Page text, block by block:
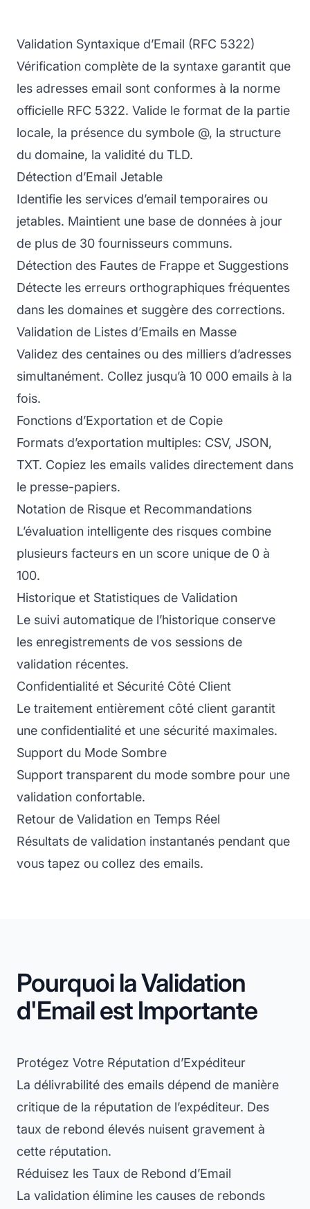
Validation Syntaxique d’Email (RFC 5322)
Vérification complète de la syntaxe garantit que
les adresses email sont conformes à la norme
officielle RFC 5322. Valide le format de la partie
locale, la présence du symbole @, la structure
du domaine, la validité du TLD.
Détection d’Email Jetable
Identifie les services d’email temporaires ou
jetables. Maintient une base de données à jour
de plus de 30 fournisseurs communs.
Détection des Fautes de Frappe et Suggestions
Détecte les erreurs orthographiques fréquentes
dans les domaines et suggère des corrections.
Validation de Listes d’Emails en Masse
Validez des centaines ou des milliers d’adresses
simultanément. Collez jusqu’à 10 000 emails à la
fois.
Fonctions d’Exportation et de Copie
Formats d’exportation multiples: CSV, JSON,
TXT. Copiez les emails valides directement dans
le presse-papiers.
Notation de Risque et Recommandations
L’évaluation intelligente des risques combine
plusieurs facteurs en un score unique de 0 à
100.
Historique et Statistiques de Validation
Le suivi automatique de l’historique conserve
les enregistrements de vos sessions de
validation récentes.
Confidentialité et Sécurité Côté Client
Le traitement entièrement côté client garantit
une confidentialité et une sécurité maximales.
Support du Mode Sombre
Support transparent du mode sombre pour une
validation confortable.
Retour de Validation en Temps Réel
Résultats de validation instantanés pendant que
vous tapez ou collez des emails.
Pourquoi la Validation
d'Email est Importante
Protégez Votre Réputation d’Expéditeur
La délivrabilité des emails dépend de manière
critique de la réputation de l’expéditeur. Des
taux de rebond élevés nuisent gravement à
cette réputation.
Réduisez les Taux de Rebond d’Email
La validation élimine les causes de rebonds